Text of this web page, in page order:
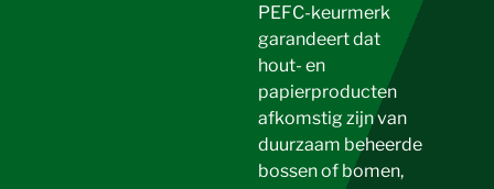
PEFC-keurmerk
garandeert dat
hout- en
papierproducten
afkomstig zijn van
duurzaam beheerde
bossen of bomen,